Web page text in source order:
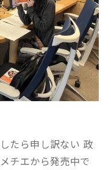
たら申し訳ない 政
チエから発売中で